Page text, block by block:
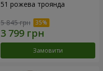
51 рожева троянда
5 845 грн
Замовити